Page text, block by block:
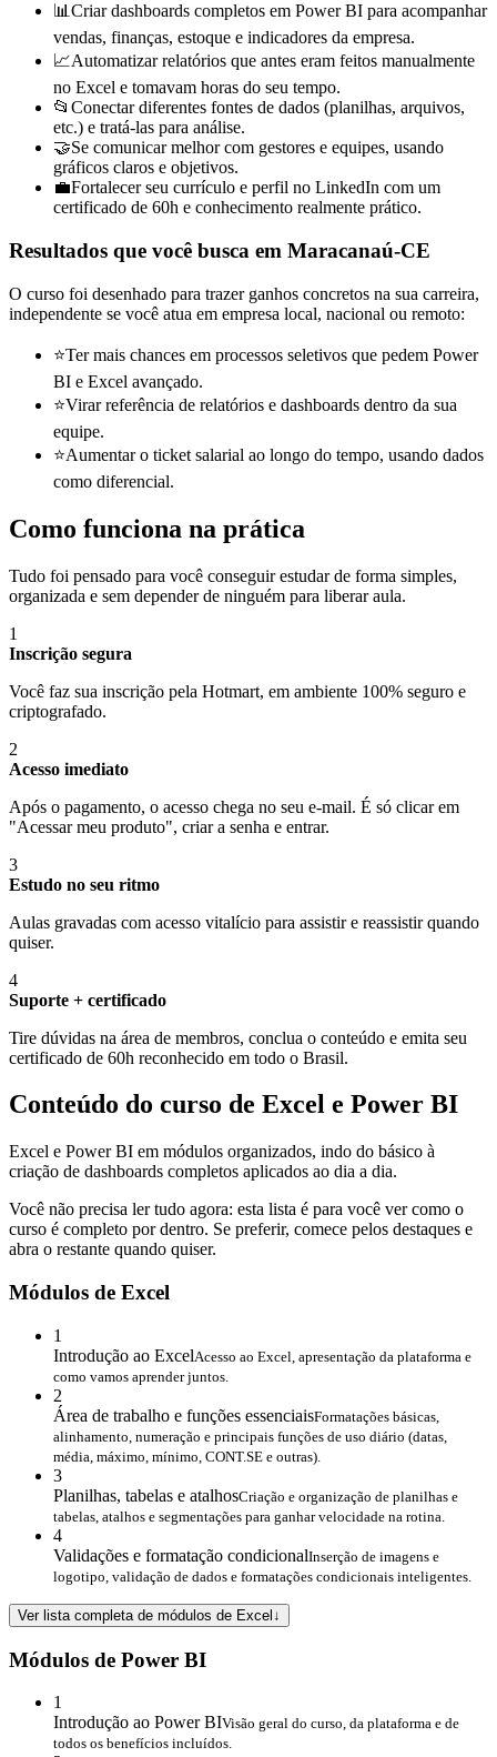
📊 Criar dashboards completos em Power BI para acompanhar
vendas, finanças, estoque e indicadores da empresa.
📈Automatizar relatórios que antes eram feitos manualmente
no Excel e tomavam horas do seu tempo.
📂 Conectar diferentes fontes de dados (planilhas, arquivos,
etc.) e tratá-las para análise.
🤝Se comunicar melhor com gestores e equipes, usando
gráficos claros e objetivos.
💼Fortalecer seu currículo e perfil no LinkedIn com um
certificado de 60h e conhecimento realmente prático.
Resultados que você busca em Maracanaú-CE
O curso foi desenhado para trazer ganhos concretos na sua carreira,
independente se você atua em empresa local, nacional ou remoto:
⭐Ter mais chances em processos seletivos que pedem Power
BI e Excel avançado.
⭐Virar referência de relatórios e dashboards dentro da sua
equipe.
⭐Aumentar o ticket salarial ao longo do tempo, usando dados
como diferencial.
Como funciona na prática
Tudo foi pensado para você conseguir estudar de forma simples,
organizada e sem depender de ninguém para liberar aula.
1
Inscrição segura
Você faz sua inscrição pela Hotmart, em ambiente 100% seguro e
criptografado.
2
Acesso imediato
Após o pagamento, o acesso chega no seu e-mail. É só clicar em
"Acessar meu produto", criar a senha e entrar.
3
Estudo no seu ritmo
Aulas gravadas com acesso vitalício para assistir e reassistir quando
quiser.
4
Suporte + certificado
Tire dúvidas na área de membros, conclua o conteúdo e emita seu
certificado de 60h reconhecido em todo o Brasil.
Conteúdo do curso de Excel e Power BI
Excel e Power BI em módulos organizados, indo do básico à
criação de dashboards completos aplicados ao dia a dia.
Você não precisa ler tudo agora: esta lista é para você ver como o
curso é completo por dentro. Se preferir, comece pelos destaques e
abra o restante quando quiser.
Módulos de Excel
1
Introdução ao ExcelAcesso ao Excel, apresentação da plataforma e
como vamos aprender juntos.
2
Área de trabalho e funções essenciaisFormatações básicas,
alinhamento, numeração e principais funções de uso diário (datas,
média, máximo, mínimo, CONT.SE e outras).
3
Planilhas, tabelas e atalhosCriação e organização de planilhas e
tabelas, atalhos e segmentações para ganhar velocidade na rotina.
4
Validações e formatação condicionalInserção de imagens e
logotipo, validação de dados e formatações condicionais inteligentes.
Ver lista completa de módulos de Excel ↓
Módulos de Power BI
1
Introdução ao Power BIVisão geral do curso, da plataforma e de
todos os benefícios incluídos.